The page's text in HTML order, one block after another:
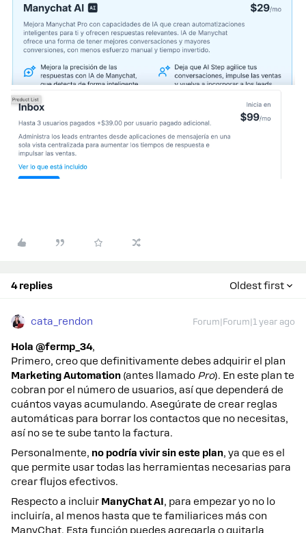
4 replies Oldest first
cata_rendon Forum|Forum|1 year ago
Hola @fermp_34,
Primero, creo que definitivamente debes adquirir el plan
Marketing Automation (antes llamado Pro). En este plan te
cobran por el número de usuarios, así que dependerá de
cuántos vayas acumulando. Asegúrate de crear reglas
automáticas para borrar los contactos que no necesitas,
así no se te sube tanto la factura.
Personalmente, no podría vivir sin este plan, ya que es el
que permite usar todas las herramientas necesarias para
crear flujos efectivos.
Respecto a incluir ManyChat AI, para empezar yo no lo
incluiría, al menos hasta que te familiarices más con
ManyChat. Esta función puedes agregarla o quitarla